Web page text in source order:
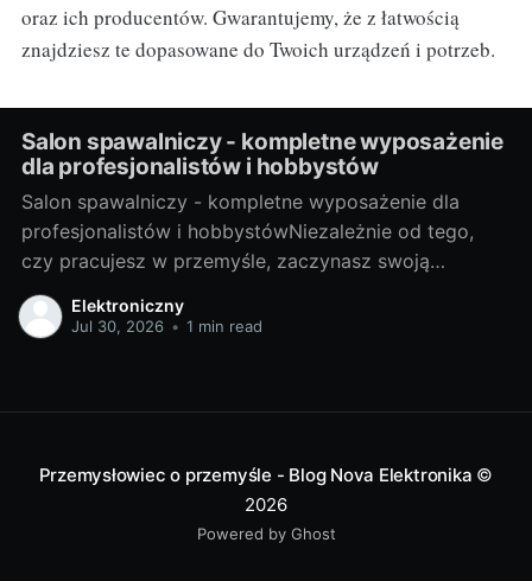
oraz ich producentów. Gwarantujemy, że z łatwością
znajdziesz te dopasowane do Twoich urządzeń i potrzeb.
Salon spawalniczy - kompletne wyposażenie
dla profesjonalistów i hobbystów
Salon spawalniczy - kompletne wyposażenie dla
profesjonalistów i hobbystówNiezależnie od tego,
czy pracujesz w przemyśle, zaczynasz swoją
przygodę z hobbystycznym spawaniem, czy jesteś
gdzieś pomiędzy, salon spawalniczy to miejsce, które
dokładnie jest spawalnictwo. Spojrzenie na świat
Elektroniczny
Jul 30, 2026 • 1 min read
Przemysłowiec o przemyśle - Blog Nova Elektronika ©
2026
Powered by Ghost